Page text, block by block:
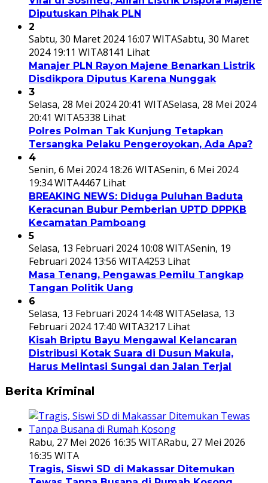
Diputuskan Pihak PLN
2
Sabtu, 30 Maret 2024 16:07 WITASabtu, 30 Maret
2024 19:11 WITA8141 Lihat
Manajer PLN Rayon Majene Benarkan Listrik
Disdikpora Diputus Karena Nunggak
3
Selasa, 28 Mei 2024 20:41 WITASelasa, 28 Mei 2024
20:41 WITA5338 Lihat
Polres Polman Tak Kunjung Tetapkan
Tersangka Pelaku Pengeroyokan, Ada Apa?
4
Senin, 6 Mei 2024 18:26 WITASenin, 6 Mei 2024
19:34 WITA4467 Lihat
BREAKING NEWS: Diduga Puluhan Baduta
Keracunan Bubur Pemberian UPTD DPPKB
Kecamatan Pamboang
5
Selasa, 13 Februari 2024 10:08 WITASenin, 19
Februari 2024 13:56 WITA4253 Lihat
Masa Tenang, Pengawas Pemilu Tangkap
Tangan Politik Uang
6
Selasa, 13 Februari 2024 14:48 WITASelasa, 13
Februari 2024 17:40 WITA3217 Lihat
Kisah Briptu Bayu Mengawal Kelancaran
Distribusi Kotak Suara di Dusun Makula,
Harus Melintasi Sungai dan Jalan Terjal
Berita Kriminal
Rabu, 27 Mei 2026 16:35 WITARabu, 27 Mei 2026
16:35 WITA
Tragis, Siswi SD di Makassar Ditemukan